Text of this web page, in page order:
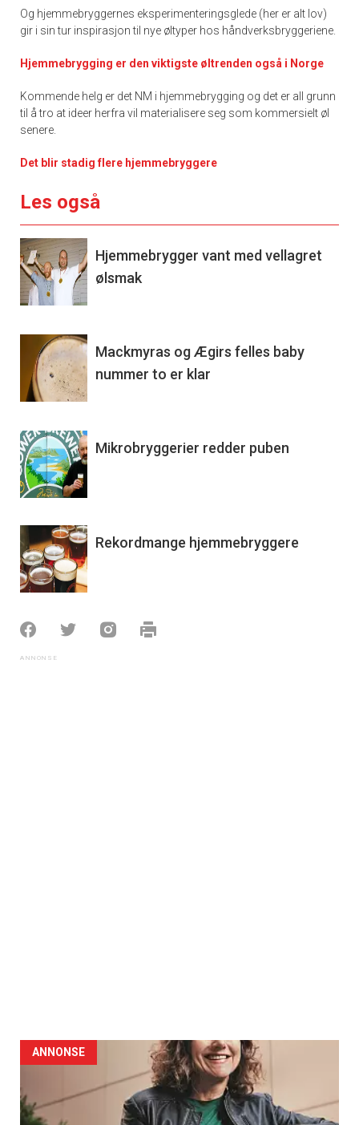
Og hjemmebryggernes eksperimenteringsglede (her er alt lov)
gir i sin tur inspirasjon til nye øltyper hos håndverksbryggeriene.
Hjemmebrygging er den viktigste øltrenden også i Norge
Kommende helg er det NM i hjemmebrygging og det er all grunn
til å tro at ideer herfra vil materialisere seg som kommersielt øl
senere.
Det blir stadig flere hjemmebryggere
Les også
Hjemmebrygger vant med vellagret
ølsmak
Mackmyras og Ægirs felles baby
nummer to er klar
Mikrobryggerier redder puben
Rekordmange hjemmebryggere
ANNONSE